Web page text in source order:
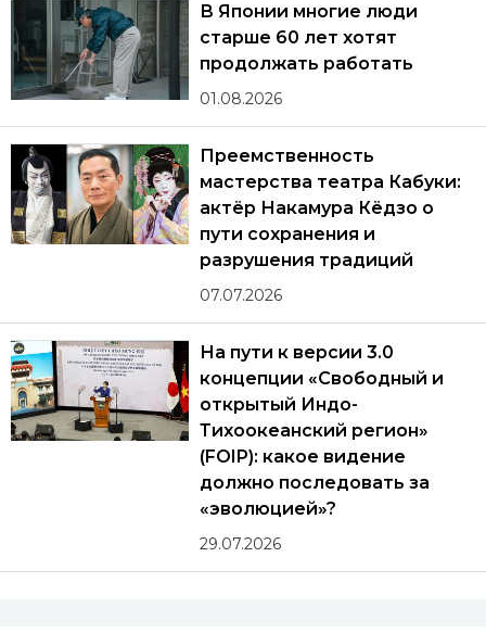
В Японии многие люди
старше 60 лет хотят
продолжать работать
01.08.2026
Преемственность
мастерства театра Кабуки:
актёр Накамура Кёдзо о
пути сохранения и
разрушения традиций
07.07.2026
На пути к версии 3.0
концепции «Свободный и
открытый Индо-
Тихоокеанский регион»
(FOIP): какое видение
должно последовать за
«эволюцией»?
29.07.2026